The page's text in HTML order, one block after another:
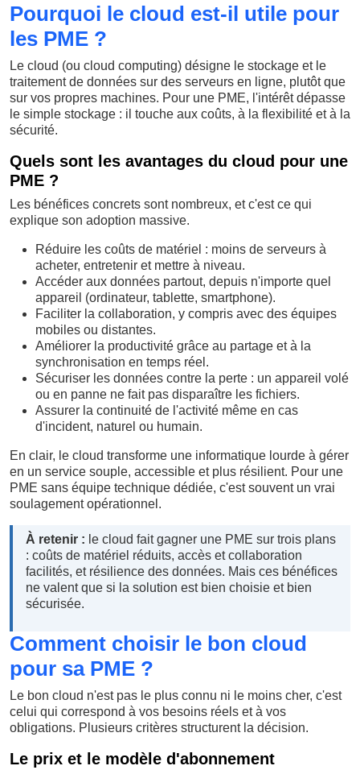
Pourquoi le cloud est-il utile pour
les PME ?
Le cloud (ou cloud computing) désigne le stockage et le
traitement de données sur des serveurs en ligne, plutôt que
sur vos propres machines. Pour une PME, l'intérêt dépasse
le simple stockage : il touche aux coûts, à la flexibilité et à la
sécurité.
Quels sont les avantages du cloud pour une
PME ?
Les bénéfices concrets sont nombreux, et c'est ce qui
explique son adoption massive.
Réduire les coûts de matériel : moins de serveurs à
acheter, entretenir et mettre à niveau.
Accéder aux données partout, depuis n'importe quel
appareil (ordinateur, tablette, smartphone).
Faciliter la collaboration, y compris avec des équipes
mobiles ou distantes.
Améliorer la productivité grâce au partage et à la
synchronisation en temps réel.
Sécuriser les données contre la perte : un appareil volé
ou en panne ne fait pas disparaître les fichiers.
Assurer la continuité de l'activité même en cas
d'incident, naturel ou humain.
En clair, le cloud transforme une informatique lourde à gérer
en un service souple, accessible et plus résilient. Pour une
PME sans équipe technique dédiée, c'est souvent un vrai
soulagement opérationnel.
À retenir : le cloud fait gagner une PME sur trois plans
: coûts de matériel réduits, accès et collaboration
facilités, et résilience des données. Mais ces bénéfices
ne valent que si la solution est bien choisie et bien
sécurisée.
Comment choisir le bon cloud
pour sa PME ?
Le bon cloud n'est pas le plus connu ni le moins cher, c'est
celui qui correspond à vos besoins réels et à vos
obligations. Plusieurs critères structurent la décision.
Le prix et le modèle d'abonnement